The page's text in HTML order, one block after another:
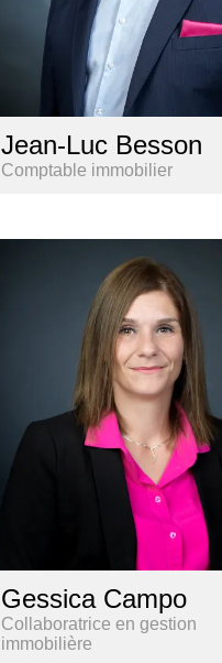
Jean-Luc Besson
Comptable immobilier
Gessica Campo
Collaboratrice en gestion
immobilière